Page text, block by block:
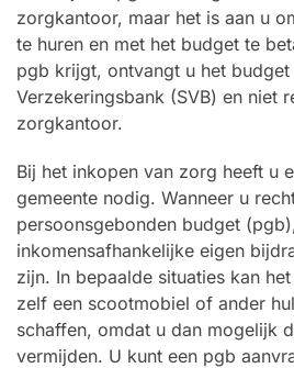
zorgkantoor, maar het is aan u
te huren en met het budget te
pgb krijgt, ontvangt u het
Verzekeringsbank (SVB) en niet
zorgkantoor.
Bij het inkopen van zorg heeft u
gemeente nodig. Wanneer u
persoonsgebonden budget
inkomensafhankelijke eigen
zijn. In bepaalde situaties kan
zelf een scootmobiel of ander
schaffen, omdat u dan mogelijk
vermijden. U kunt een pgb